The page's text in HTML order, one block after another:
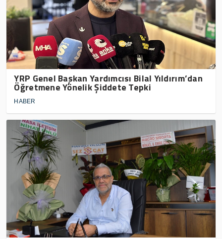
YRP Genel Başkan Yardımcısı Bilal Yıldırım’dan
Öğretmene Yönelik Şiddete Tepki
HABER